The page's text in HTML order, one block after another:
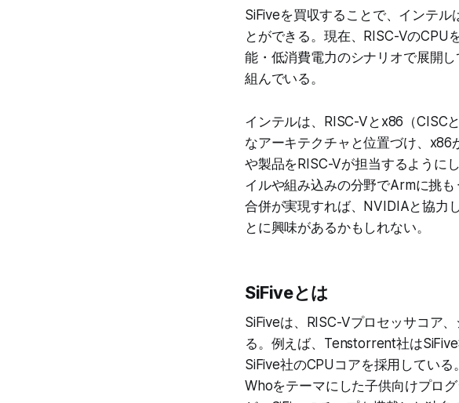
SiFiveを買収することで、インテ
とができる。現在、RISC-VのCPU
能・低消費電力のシナリオで展開
組んでいる。
インテルは、RISC-Vとx86（CISC
なアーキテクチャと位置づけ、x86
や製品をRISC-Vが担当するように
イルや組み込みの分野でArmに挑
合併が実現すれば、NVIDIAと協力
とに興味があるかもしれない。
SiFiveとは
SiFiveは、RISC-Vプロセッサコア
る。例えば、Tenstorrent社は
SiFive社のCPUコアを採用している
Whoをテーマにした子供向けプロ